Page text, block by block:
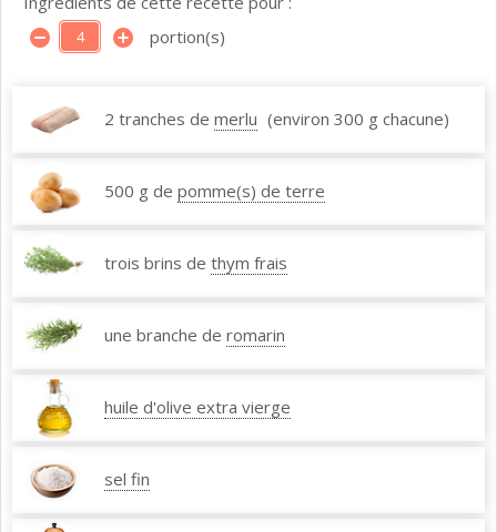
portion(s)
2 tranches de merlu (environ 300 g chacune)
500 g de pomme(s) de terre
trois brins de thym frais
une branche de romarin
huile d'olive extra vierge
sel fin